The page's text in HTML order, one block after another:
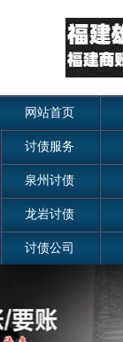
网站首页
讨债服务
泉州讨债
龙岩讨债
讨债公司